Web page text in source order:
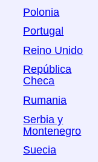
Polonia
Portugal
Reino Unido
República
Checa
Rumania
Serbia y
Montenegro
Suecia